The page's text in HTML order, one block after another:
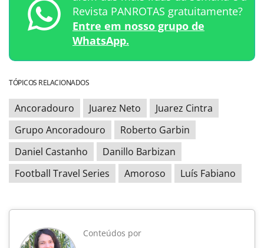
Revista PANROTAS gratuitamente?
Entre em nosso grupo de
WhatsApp.
TÓPICOS RELACIONADOS
Ancoradouro Juarez Neto
Juarez Cintra
Grupo Ancoradouro
Roberto Garbin
Daniel Castanho
Danillo Barbizan
Football Travel Series
Amoroso Luís Fabiano
Conteúdos por